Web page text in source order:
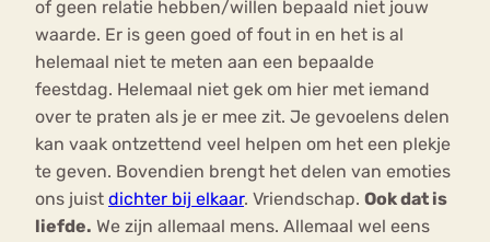
of geen relatie hebben/willen bepaald niet jouw
waarde. Er is geen goed of fout in en het is al
helemaal niet te meten aan een bepaalde
feestdag. Helemaal niet gek om hier met iemand
over te praten als je er mee zit. Je gevoelens delen
kan vaak ontzettend veel helpen om het een plekje
te geven. Bovendien brengt het delen van emoties
ons juist dichter bij elkaar. Vriendschap. Ook dat is
liefde. We zijn allemaal mens. Allemaal wel eens